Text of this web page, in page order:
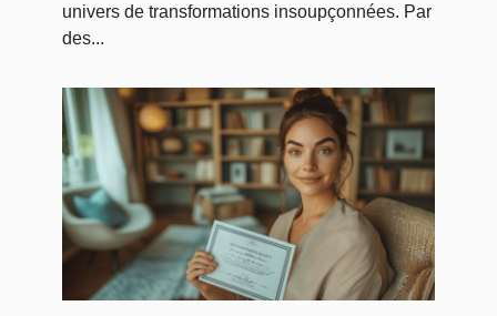
univers de transformations insoupçonnées. Par
des...